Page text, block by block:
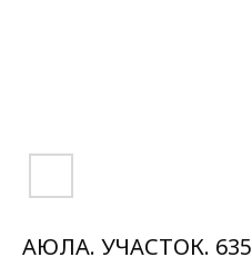
АЮЛА. УЧАСТОК. 635